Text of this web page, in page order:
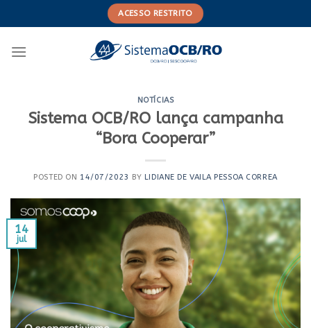
to
ACESSO RESTRITO
NOTÍCIAS
Sistema OCB/RO lança campanha
“Bora Cooperar”
POSTED ON 14/07/2023 BY LIDIANE DE VAILA PESSOA CORREA
14
jul